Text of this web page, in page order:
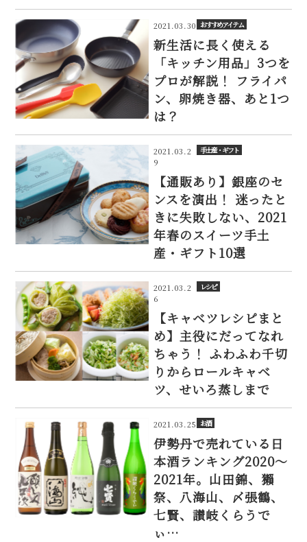
2021.03.30 おすすめアイテム
新生活に長く使える
「キッチン用品」3つを
プロが解説！ フライパ
ン、卵焼き器、あと1つ
は？
2021.03.2
9
手土産・ギフト
【通販あり】銀座のセ
ンスを演出！ 迷ったと
きに失敗しない、2021
年春のスイーツ手土
産・ギフト10選
2021.03.2
6
レシピ
【キャベツレシピまと
め】主役にだってなれ
ちゃう！ ふわふわ千切
りからロールキャベ
ツ、せいろ蒸しまで
2021.03.25 お酒
伊勢丹で売れている日
本酒ランキング2020～
2021年。山田錦、獺
祭、八海山、〆張鶴、
七賢、讃岐くらうで
ぃ…